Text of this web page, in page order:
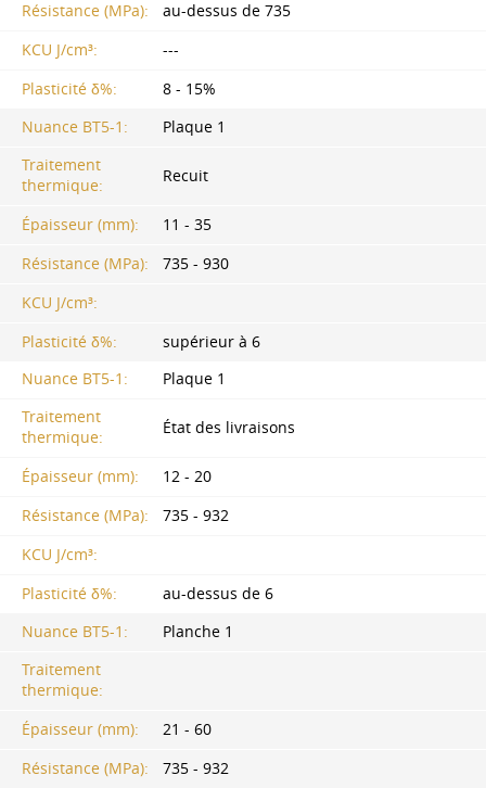
Résistance (MPa):
au-dessus de 735
KCU J/cm³:
---
Plasticité δ%:
8 - 15%
Nuance BT5-1:
Plaque 1
Traitement
thermique:
Recuit
Épaisseur (mm):
11 - 35
Résistance (MPa):
735 - 930
KCU J/cm³:
Plasticité δ%:
supérieur à 6
Nuance BT5-1:
Plaque 1
Traitement
thermique:
État des livraisons
Épaisseur (mm):
12 - 20
Résistance (MPa):
735 - 932
KCU J/cm³:
Plasticité δ%:
au-dessus de 6
Nuance BT5-1:
Planche 1
Traitement
thermique:
Épaisseur (mm):
21 - 60
Résistance (MPa):
735 - 932